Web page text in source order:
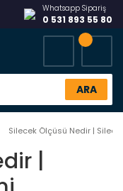
Whatsapp Sipariş
0 531 893 55 80
ARA
Silecek Ölçüsü Nedir |
|